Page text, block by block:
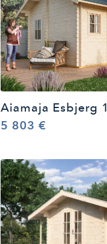
Aiamaja Esbjerg 1
5 803 €